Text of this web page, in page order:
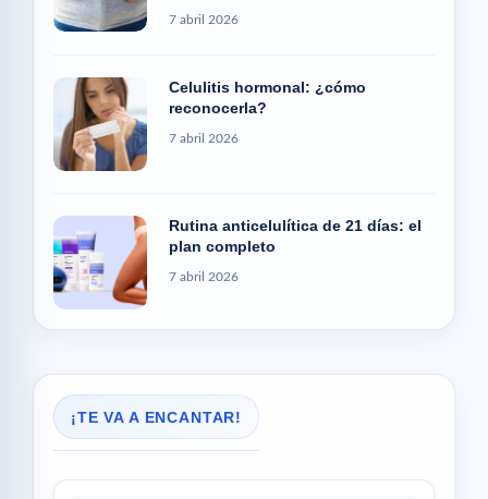
7 abril 2026
Celulitis hormonal: ¿cómo
reconocerla?
7 abril 2026
Rutina anticelulítica de 21 días: el
plan completo
7 abril 2026
¡TE VA A ENCANTAR!